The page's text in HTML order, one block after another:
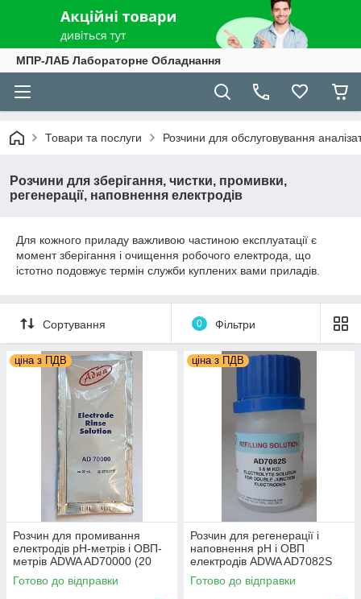
МПР-ЛАБ Лабораторне Обладнання
Товари та послуги Розчини для обслуговування
Розчини для зберігання, чистки, промивки,
регенерації, наповнення електродів
Для кожного приладу важливою частиною експлуатації є
момент зберігання і очищення робочого електрода, що
істотно подовжує термін служби куплених вами приладів.
Сортування 0 Фільтри
ціна з ПДВ
Розчин для промивання
електродів рН-метрів і ОВП-
метрів ADWA AD70000 (20
мл), Угорщина
Готово до відправки
ціна з ПДВ
Розчин для регенерації і
наповнення рН і ОВП
електродів ADWA AD7082S
(30 мл), Угорщина
Готово до відправки